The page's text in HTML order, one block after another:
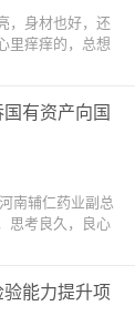
，身材也好，还
里痒痒的，总想
有资产向国
南辅仁药业副总
思考良久，良心
能力提升项